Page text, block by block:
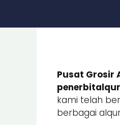
Pusat Grosir
kami telah
berbagai